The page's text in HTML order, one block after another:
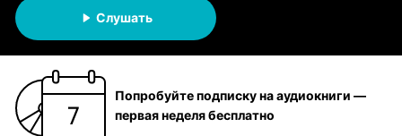
Слушать
Попробуйте подписку на аудиокниги —
первая неделя бесплатно